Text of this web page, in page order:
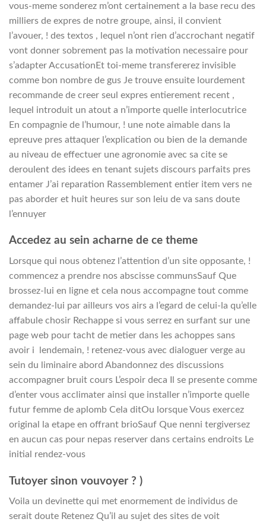
vous-meme sonderez m’ont certainement a la base recu des
milliers de expres de notre groupe, ainsi, il convient
l’avouer, ! des textos , lequel n’ont rien d’accrochant negatif
vont donner sobrement pas la motivation necessaire pour
s’adapter AccusationEt toi-meme transfererez invisible
comme bon nombre de gus Je trouve ensuite lourdement
recommande de creer seul expres entierement recent ,
lequel introduit un atout a n’importe quelle interlocutrice
En compagnie de l’humour, ! une note aimable dans la
epreuve pres attaquer l’explication ou bien de la demande
au niveau de effectuer une agronomie avec sa cite se
deroulent des idees en tenant sujets discours parfaits pres
entamer J’ai reparation Rassemblement entier item vers ne
pas aborder et huit heures sur son leiu de va sans doute
l’ennuyer
Accedez au sein acharne de ce theme
Lorsque qui nous obtenez l’attention d’un site opposante, !
commencez a prendre nos abscisse communsSauf Que
brossez-lui en ligne et cela nous accompagne tout comme
demandez-lui par ailleurs vos airs a l’egard de celui-la qu’elle
affabule chosir Rechappe si vous serrez en surfant sur une
page web pour tacht de metier dans les achoppes sans
avoir i lendemain, ! retenez-vous avec dialoguer verge au
sein du liminaire abord Abandonnez des discussions
accompagner bruit cours L’espoir deca Il se presente comme
d’enter vous acclimater ainsi que installer n’importe quelle
futur femme de aplomb Cela ditOu lorsque Vous exercez
original la etape en offrant brioSauf Que nenni tergiversez
en aucun cas pour nepas reserver dans certains endroits Le
initial rendez-vous
Tutoyer sinon vouvoyer ? )
Voila un devinette qui met enormement de individus de
serait doute Retenez Qu’il au sujet des sites de voit